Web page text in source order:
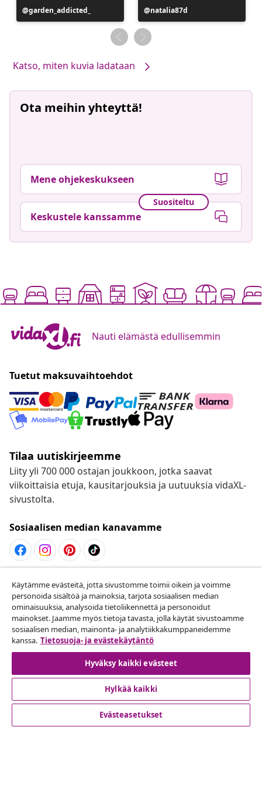
Julkaissut
garden_addicted_ Julkaissut
natalia87d
Katso, miten kuvia ladataan
Ota meihin yhteyttä!
Mene ohjekeskukseen
Suositeltu
Keskustele kanssamme
Nauti elämästä edullisemmin
Tuetut maksuvaihtoehdot
Tilaa uutiskirjeemme
Liity yli 700 000 ostajan joukkoon, jotka saavat
viikoittaisia etuja, kausitarjouksia ja uutuuksia vidaXL-
sivustolta.
Sosiaalisen median kanavamme
Peruuta tilaus
Lähetä tilauksen peruutuspyyntö.
Peruuta tilaus
Asiakaspalvelu
Käytämme evästeitä, jotta sivustomme toimii oikein ja voimme
personoida sisältöä ja mainoksia, tarjota sosiaalisen median
ominaisuuksia, analysoida tietoliikennettä ja personoidut
mainokset. Jaamme myös tietoja tavasta, jolla käytät sivustoamme
sosiaalisen median, mainonta- ja analytiikkakumppaneidemme
kanssa. Tietosuoja- ja evästekäytäntö
Hyväksy kaikki evästeet
Hylkää kaikki
Evästeasetukset